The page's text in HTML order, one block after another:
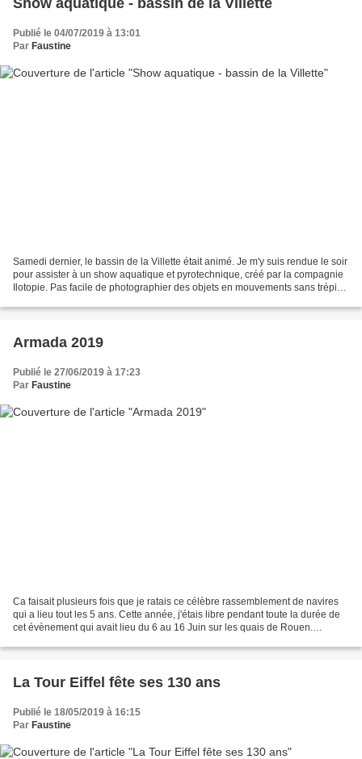
Publié le 04/07/2019 à 13:01
Par Faustine
Samedi dernier, le bassin de la Villette était animé. Je m'y suis rendue le soir
pour assister à un show aquatique et pyrotechnique, créé par la compagnie
Ilotopie. Pas facile de photographier des objets en mouvements sans trépied
Armada 2019
Publié le 27/06/2019 à 17:23
Par Faustine
Ca faisait plusieurs fois que je ratais ce célèbre rassemblement de navires
qui a lieu tout les 5 ans. Cette année, j'étais libre pendant toute la durée de
cet évènement qui avait lieu du 6 au 16 Juin sur les quais de Rouen.
La Tour Eiffel fête ses 130 ans
Publié le 18/05/2019 à 16:15
Par Faustine